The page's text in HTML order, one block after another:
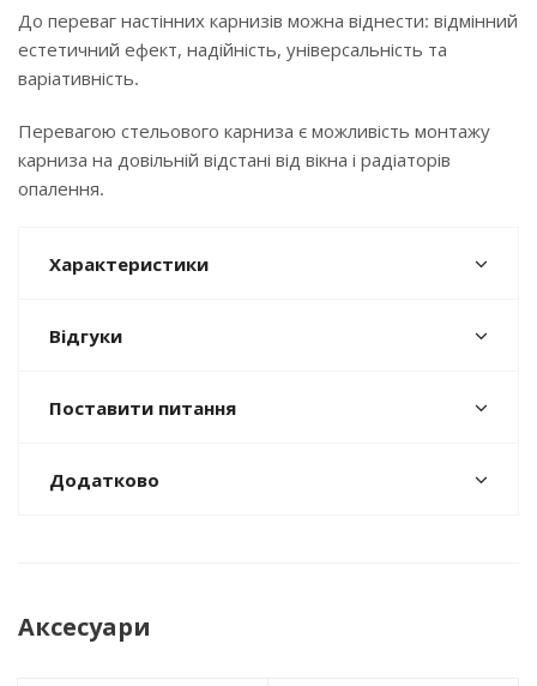
До переваг настінних карнизів можна віднести: відмінний
естетичний ефект, надійність, універсальність та
варіативність.
Перевагою стельового карниза є можливість монтажу
карниза на довільній відстані від вікна і радіаторів
опалення.
Характеристики
Відгуки
Поставити питання
Додатково
Аксесуари